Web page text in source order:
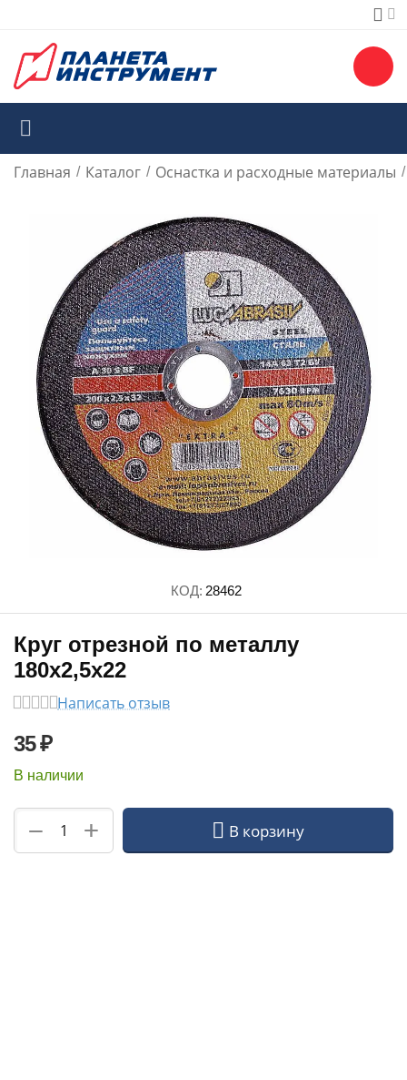
Главная / Каталог / Оснастка и расходные материалы /
КОД: 28462
Круг отрезной по металлу
180х2,5х22
Написать отзыв
35₽
В наличии
+
− В корзину